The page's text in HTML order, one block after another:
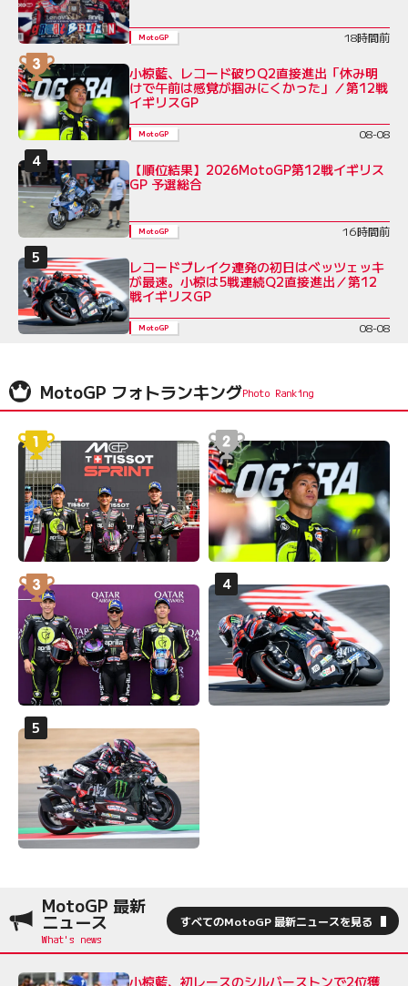
MotoGP 18時間前
小椋藍、レコード破りQ2直接進出「休み明
けで午前は感覚が掴みにくかった」／第12戦
イギリスGP
MotoGP 08-08
【順位結果】2026MotoGP第12戦イギリス
GP 予選総合
MotoGP 16時間前
レコードブレイク連発の初日はベッツェッキ
が最速。小椋は5戦連続Q2直接進出／第12
戦イギリスGP
MotoGP 08-08
MotoGP フォトランキング
MotoGP 最新
ニュース すべてのMotoGP 最新ニュースを見る
小椋藍、初レースのシルバーストンで2位獲